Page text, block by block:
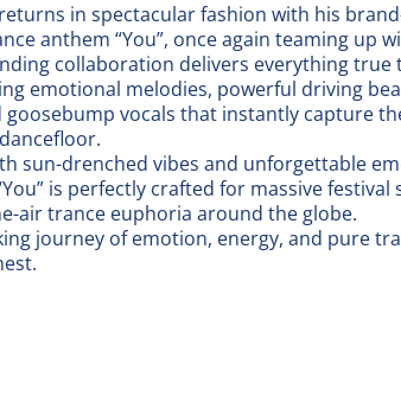
in spectacular fashion with his
anthem “You”, once again teaming up
collaboration delivers everything true
emotional melodies, powerful driving
goosebump vocals that instantly capture
sun-drenched vibes and unforgettable
is perfectly crafted for massive
air trance euphoria around the globe.
journey of emotion, energy, and pure